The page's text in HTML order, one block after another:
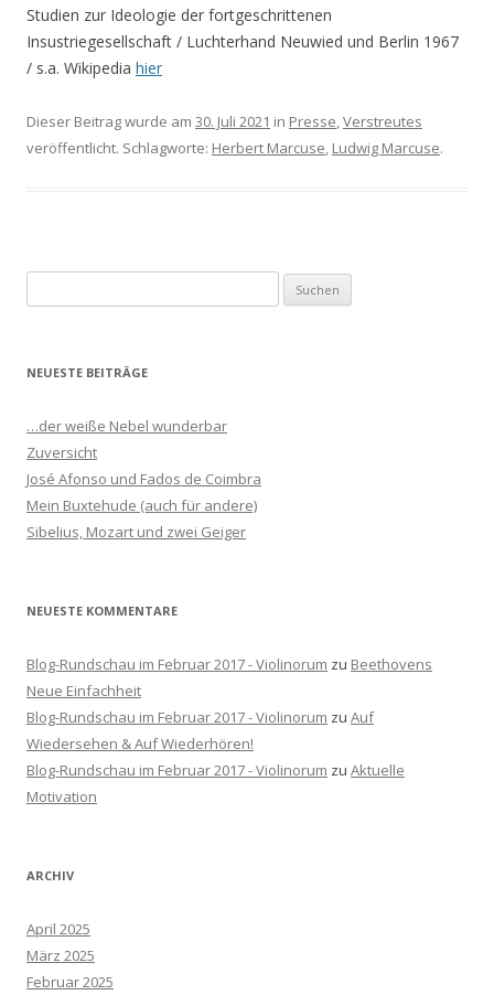
Studien zur Ideologie der fortgeschrittenen
Insustriegesellschaft / Luchterhand Neuwied und Berlin 1967
/ s.a. Wikipedia hier
Dieser Beitrag wurde am 30. Juli 2021 in Presse,Verstreutes
veröffentlicht. Schlagworte: Herbert Marcuse, Ludwig Marcuse.
u
h
n
a
c
h
NEUESTE BEITRÄGE
…der weiße Nebel wunderbar
Zuversicht
José Afonso und Fados de Coimbra
Mein Buxtehude (auch für andere)
Sibelius, Mozart und zwei Geiger
NEUESTE KOMMENTARE
Blog-Rundschau im Februar 2017 - Violinorum zu Beethovens
Neue Einfachheit
Blog-Rundschau im Februar 2017 - Violinorum zu Auf
Wiedersehen & Auf Wiederhören!
Blog-Rundschau im Februar 2017 - Violinorum zu Aktuelle
Motivation
ARCHIV
April 2025
März 2025
Februar 2025